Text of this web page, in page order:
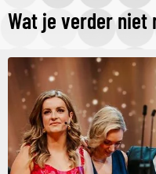
Wat je verder niet